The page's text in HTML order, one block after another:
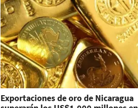
Exportaciones de oro de Nicaragua